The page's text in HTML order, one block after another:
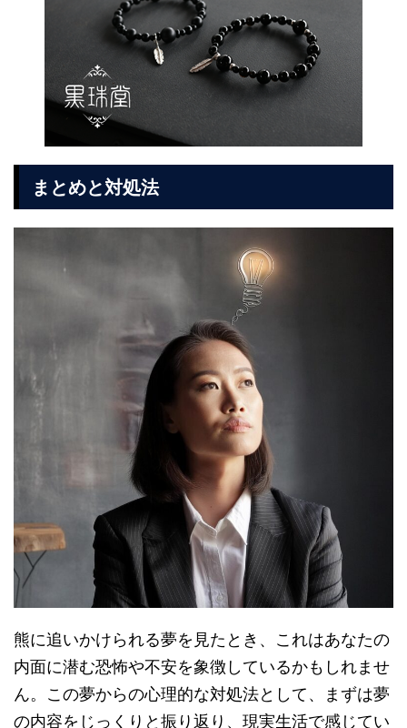
まとめと対処法
熊に追いかけられる夢を見たとき、これはあなたの
内面に潜む恐怖や不安を象徴しているかもしれませ
ん。この夢からの心理的な対処法として、まずは夢
の内容をじっくりと振り返り、現実生活で感じてい